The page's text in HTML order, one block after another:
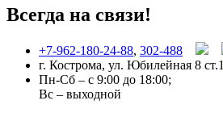
Всегда на связи!
+7-962-180-24-88, 302-488
г. Кострома, ул. Юбилейная 8 ст.1
Пн-Сб – с 9:00 до 18:00;
Вс – выходной